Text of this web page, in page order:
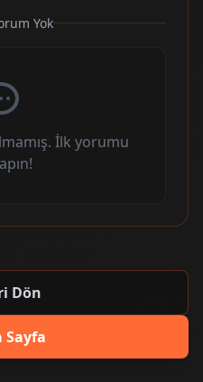
Yok
İlk yorumu
Dön
Sayfa